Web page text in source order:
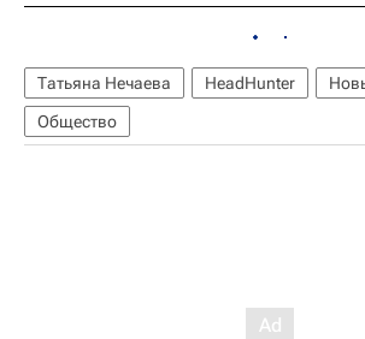
Татьяна Нечаева HeadHunter
Общество